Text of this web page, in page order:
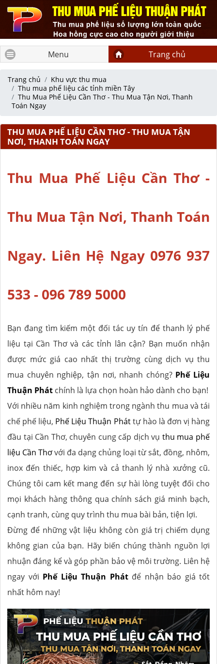
Menu Trang chủ
Trang chủ
Khu vực thu mua
Thu mua phế liệu các tỉnh miền Tây
Thu Mua Phế Liệu Cần Thơ - Thu Mua Tận Nơi, Thanh
Toán Ngay
THU MUA PHẾ LIỆU CẦN THƠ - THU MUA TẬN
NƠI, THANH TOÁN NGAY
Thu Mua Phế Liệu Cần Thơ -
Thu Mua Tận Nơi, Thanh Toán
Ngay. Liên Hệ Ngay 0976 937
533 - 096 789 5000
Bạn đang tìm kiếm một đối tác uy tín để thanh lý phế
liệu tại Cần Thơ và các tỉnh lân cận? Bạn muốn nhận
được mức giá cao nhất thị trường cùng dịch vụ thu
mua chuyên nghiệp, tận nơi, nhanh chóng? Phế Liệu
Thuận Phát chính là lựa chọn hoàn hảo dành cho bạn!
Với nhiều năm kinh nghiệm trong ngành thu mua và tái
chế phế liệu, Phế Liệu Thuận Pháttự hào là đơn vị hàng
đầu tại Cần Thơ, chuyên cung cấp dịch vụ thu mua phế
liệu Cần Thơvới đa dạng chủng loại từ sắt, đồng, nhôm,
inox đến thiếc, hợp kim và cả thanh lý nhà xưởng cũ.
Chúng tôi cam kết mang đến sự hài lòng tuyệt đối cho
mọi khách hàng thông qua chính sách giá minh bạch,
cạnh tranh, cùng quy trình thu mua bài bản, tiện lợi.
Đừng để những vật liệu không còn giá trị chiếm dụng
không gian của bạn. Hãy biến chúng thành nguồn lợi
nhuận đáng kể và góp phần bảo vệ môi trường. Liên hệ
ngay với Phế Liệu Thuận Phátđể nhận báo giá tốt
nhất hôm nay!